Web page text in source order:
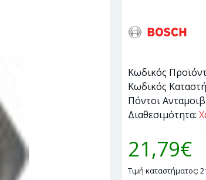
Κωδικός
Κωδικός
Πόντοι
Διαθεσιμότητα:
21,79€
Τιμή καταστήματος: